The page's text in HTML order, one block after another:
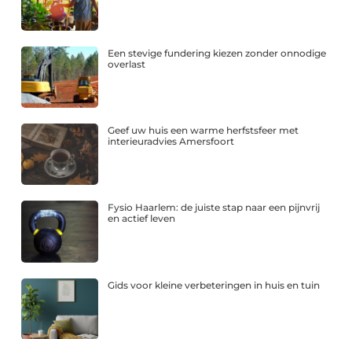
Een stevige fundering kiezen zonder onnodige
overlast
Geef uw huis een warme herfstsfeer met
interieuradvies Amersfoort
Fysio Haarlem: de juiste stap naar een pijnvrij
en actief leven
Gids voor kleine verbeteringen in huis en tuin